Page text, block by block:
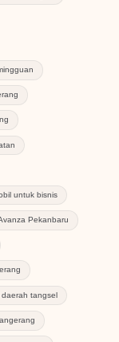
untuk bisnis
Pekanbaru
daerah tangsel